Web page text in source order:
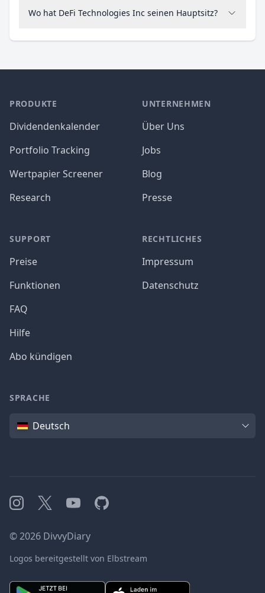
Wo hat DeFi Technologies Inc seinen Hauptsitz?
PRODUKTE
Dividendenkalender
Portfolio Tracking
Wertpapier Screener
Research
SUPPORT
Preise
Funktionen
FAQ
Hilfe
Abo kündigen
UNTERNEHMEN
Über Uns
Jobs
Blog
Presse
RECHTLICHES
Impressum
Datenschutz
SPRACHE
SpracheDeutsch
Instagram
X YouTubeGitHub
©2026 DivvyDiary
Logos bereitgestellt von Elbstream